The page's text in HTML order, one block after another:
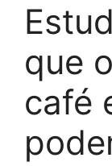
que
café